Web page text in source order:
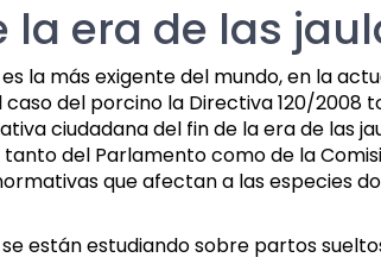
la era de las
la más exigente del mundo, en la
del porcino la Directiva 120/2008
ciudadana del fin de la era de las
del Parlamento como de la
que afectan a las especies
están estudiando sobre partos